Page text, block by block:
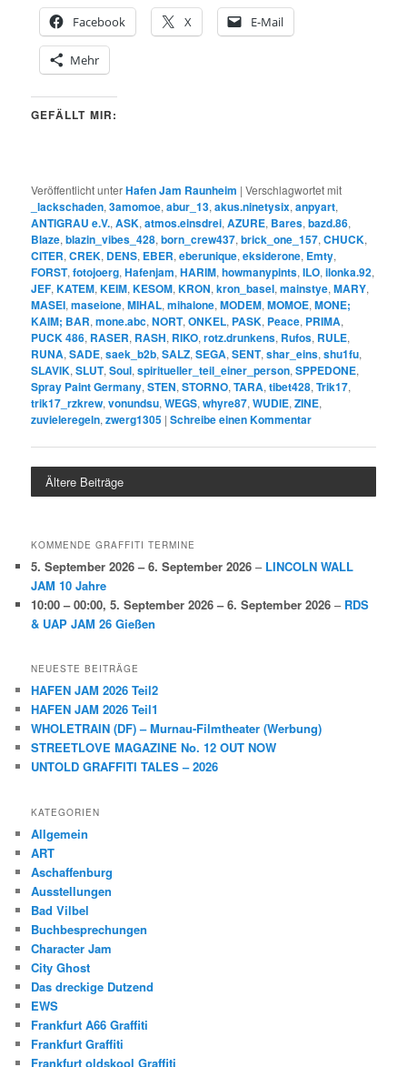
Facebook X E-Mail
Mehr
GEFÄLLT MIR:
Veröffentlicht unterHafen Jam Raunheim |Verschlagwortet mit
_lackschaden,3amomoe,abur_13,akus.ninetysix,anpyart,
ANTIGRAU e.V.,ASK,atmos.einsdrei,AZURE, Bares,bazd.86,
Blaze,blazin_vibes_428,born_crew437,brick_one_157,CHUCK,
CITER,CREK, DENS, EBER,eberunique,eksiderone, Emty,
FORST,fotojoerg,Hafenjam,HARIM,howmanypints,ILO,ilonka.92,
JEF,KATEM,KEIM,KESOM,KRON,kron_basel,mainstye,MARY,
MASEI,maseione,MIHAL,mihalone,MODEM,MOMOE,MONE;
KAIM; BAR,mone.abc,NORT,ONKEL, PASK, Peace, PRIMA,
PUCK 486, RASER, RASH, RIKO,rotz.drunkens, Rufos, RULE,
RUNA,SADE,saek_b2b,SALZ,SEGA,SENT,shar_eins,shu1fu,
SLAVIK,SLUT,Soul,spiritueller_teil_einer_person,SPPEDONE,
Spray Paint Germany,STEN,STORNO,TARA,tibet428,Trik17,
trik17_rzkrew,vonundsu,WEGS,whyre87,WUDIE,ZINE,
zuvieleregeln,zwerg1305 |Schreibe einen Kommentar
Ältere Beiträge
KOMMENDE GRAFFITI TERMINE
5. September 2026 – 6. September 2026 – LINCOLN WALL
JAM 10 Jahre
10:00 – 00:00,5. September 2026 – 6. September 2026 – RDS
& UAP JAM 26 Gießen
NEUESTE BEITRÄGE
HAFEN JAM 2026 Teil2
HAFEN JAM 2026 Teil1
WHOLETRAIN (DF) – Murnau-Filmtheater (Werbung)
STREETLOVE MAGAZINE No. 12 OUT NOW
UNTOLD GRAFFITI TALES – 2026
KATEGORIEN
Allgemein
ART
Aschaffenburg
Ausstellungen
Bad Vilbel
Buchbesprechungen
Character Jam
City Ghost
Das dreckige Dutzend
EWS
Frankfurt A66 Graffiti
Frankfurt Graffiti
Frankfurt oldskool Graffiti